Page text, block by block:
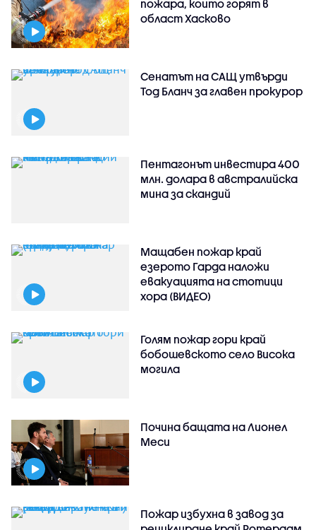
пожара, които горят в
област Хасково
Сенатът на САЩ утвърди
Тод Бланч за главен прокурор
Пентагонът инвестира 400
млн. долара в австралийска
мина за скандий
Мащабен пожар край
езерото Гарда наложи
евакуацията на стотици
хора (ВИДЕО)
Голям пожар гори край
бобошевското село Висока
могила
Почина бащата на Лионел
Меси
Пожар избухна в завод за